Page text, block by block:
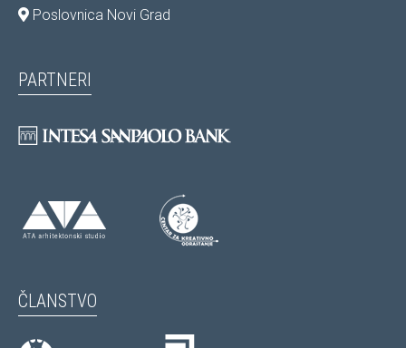
Poslovnica Novi Grad
PARTNERI
ČLANSTVO